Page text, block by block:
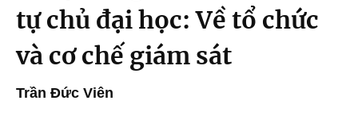
tự chủ đại học: Về tổ chức
và cơ chế giám sát
Trần Đức Viên